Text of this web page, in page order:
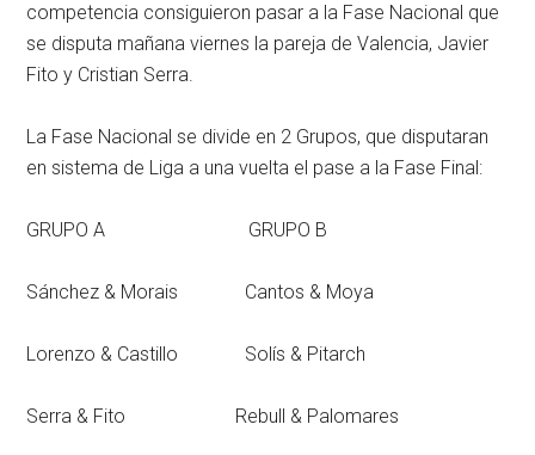
competencia consiguieron pasar a la Fase Nacional que
se disputa mañana viernes la pareja de Valencia, Javier
Fito y Cristian Serra.
La Fase Nacional se divide en 2 Grupos, que disputaran
en sistema de Liga a una vuelta el pase a la Fase Final:
GRUPO A GRUPO B
Sánchez & Morais Cantos & Moya
Lorenzo & Castillo Solís & Pitarch
Serra & Fito Rebull & Palomares